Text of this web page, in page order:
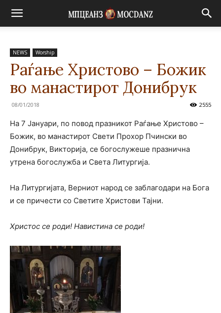
NEWS Worship
Раѓање Христово – Божик
во манастирот Донибрук
08/01/2018 2555
На 7 Јануари, по повод празникот Раѓање Христово –
Божик, во манастирот Свети Прохор Пчински во
Донибрук, Викторија, се богослужеше празнична
утрена богослужба и Света Литургија.
На Литургијата, Верниот народ се заблагодари на Бога
и се причести со Светите Христови Тајни.
Христос се роди! Навистина се роди!